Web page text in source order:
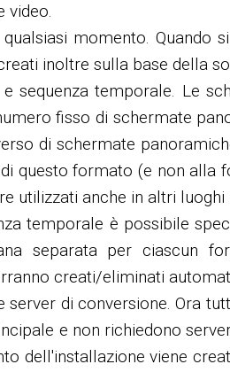
video.
momento.
inoltre sulla base della
sequenza temporale. Le
fisso di schermate
di schermate
questo formato (e non alla
utilizzati anche in altri
temporale è possibile
separata per ciascun
creati/eliminati
di conversione. Ora
e non richiedono
dell'installazione viene